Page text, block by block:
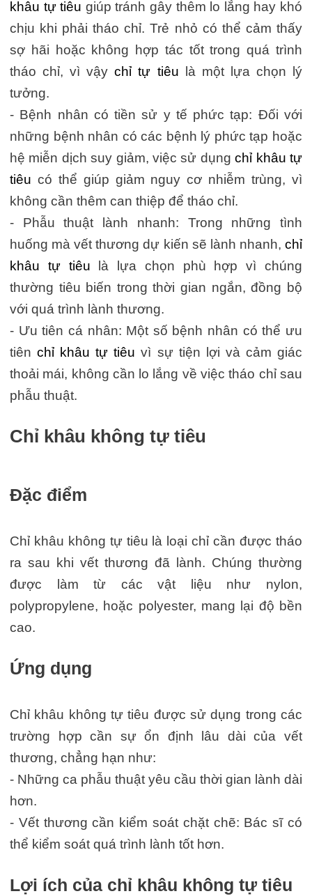
khâu tự tiêu giúp tránh gây thêm lo lắng hay khó
chịu khi phải tháo chỉ. Trẻ nhỏ có thể cảm thấy
sợ hãi hoặc không hợp tác tốt trong quá trình
tháo chỉ, vì vậychỉ tự tiêu là một lựa chọn lý
tưởng.
- Bệnh nhân có tiền sử y tế phức tạp: Đối với
những bệnh nhân có các bệnh lý phức tạp hoặc
hệ miễn dịch suy giảm, việc sử dụngchỉ khâu tự
tiêu có thể giúp giảm nguy cơ nhiễm trùng, vì
không cần thêm can thiệp để tháo chỉ.
- Phẫu thuật lành nhanh: Trong những tình
huống mà vết thương dự kiến sẽ lành nhanh,chỉ
khâu tự tiêu là lựa chọn phù hợp vì chúng
thường tiêu biến trong thời gian ngắn, đồng bộ
với quá trình lành thương.
- Ưu tiên cá nhân: Một số bệnh nhân có thể ưu
tiênchỉ khâu tự tiêu vì sự tiện lợi và cảm giác
thoải mái, không cần lo lắng về việc tháo chỉ sau
phẫu thuật.
Chỉ khâu không tự tiêu
Đặc điểm
Chỉ khâu không tự tiêu là loại chỉ cần được tháo
ra sau khi vết thương đã lành. Chúng thường
được làm từ các vật liệu như nylon,
polypropylene, hoặc polyester, mang lại độ bền
cao.
Ứng dụng
Chỉ khâu không tự tiêu được sử dụng trong các
trường hợp cần sự ổn định lâu dài của vết
thương, chẳng hạn như:
- Những ca phẫu thuật yêu cầu thời gian lành dài
hơn.
- Vết thương cần kiểm soát chặt chẽ: Bác sĩ có
thể kiểm soát quá trình lành tốt hơn.
Lợi ích của chỉ khâu không tự tiêu